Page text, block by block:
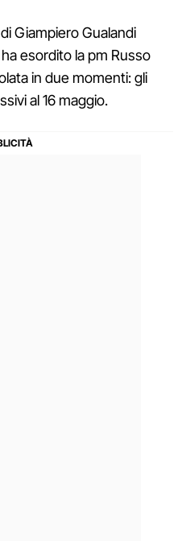
Giampiero Gualandi
esordito la pm Russo
in due momenti: gli
al 16 maggio.